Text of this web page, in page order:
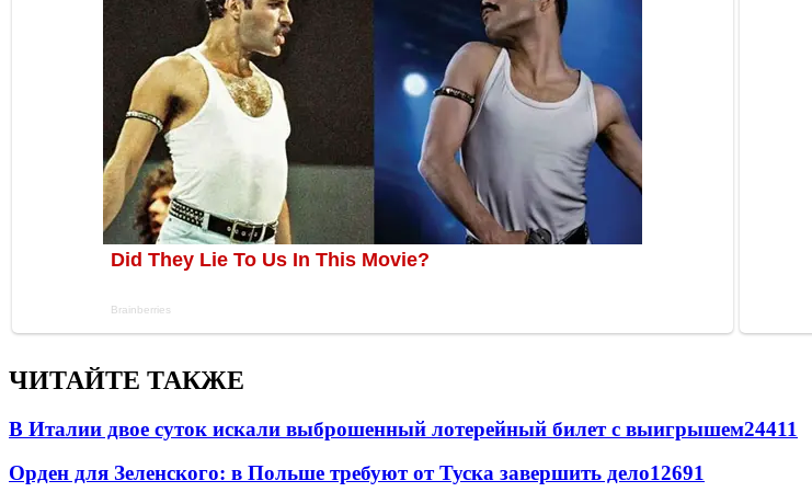
ЧИТАЙТЕ ТАКЖЕ
В Италии двое суток искали выброшенный лотерейный билет с выигрышем24411
Орден для Зеленского: в Польше требуют от Туска завершить дело12691